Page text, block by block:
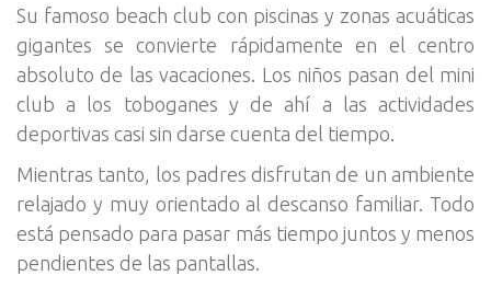
Su famoso beach club con piscinas y zonas acuáticas
gigantes se convierte rápidamente en el centro
absoluto de las vacaciones. Los niños pasan del mini
club a los toboganes y de ahí a las actividades
deportivas casi sin darse cuenta del tiempo.
Mientras tanto, los padres disfrutan de un ambiente
relajado y muy orientado al descanso familiar. Todo
está pensado para pasar más tiempo juntos y menos
pendientes de las pantallas.